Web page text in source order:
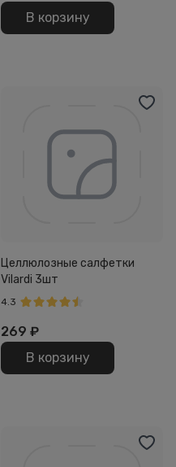
В корзину
Целлюлозные салфетки
Vilardi 3шт
4.3
269 ₽
В корзину